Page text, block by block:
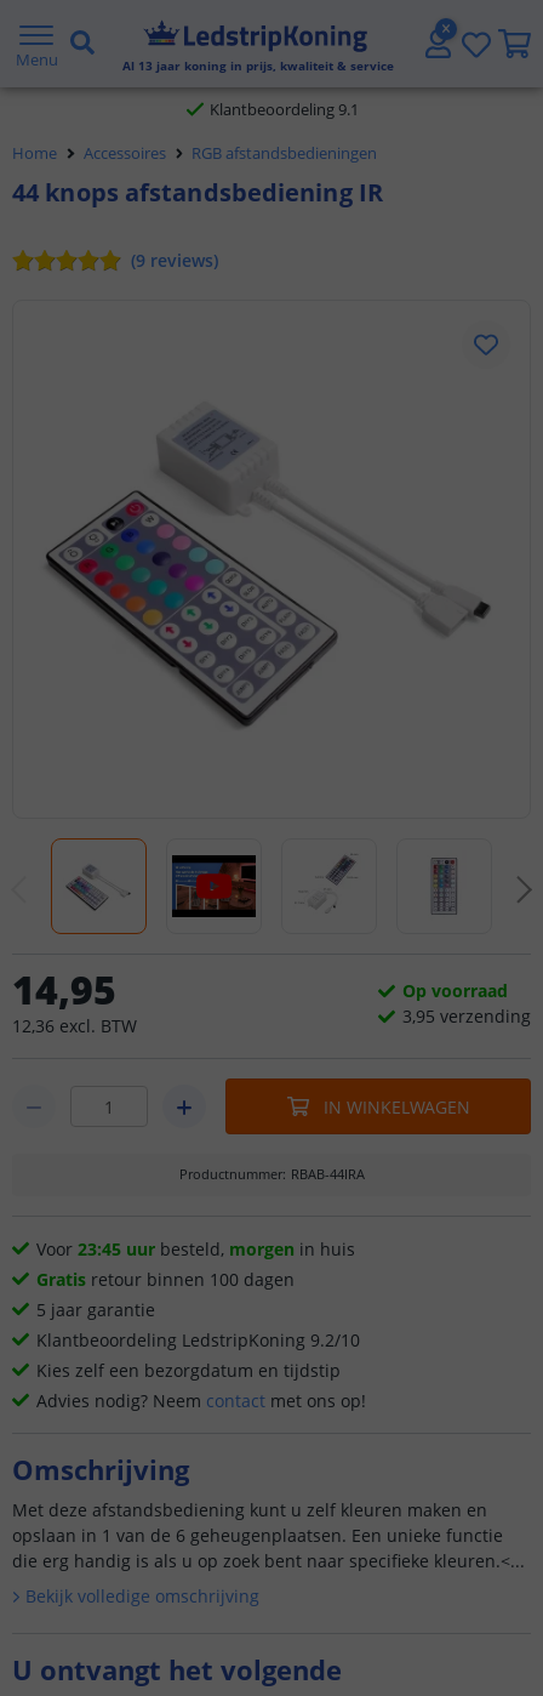
Menu Al 13 jaar koning in prijs, kwaliteit & service
Gratis verzending vanaf € 20,- NL en BE
Klantbeoordeling 9.1
Home
Accessoires RGB afstandsbedieningen
44 knops afstandsbediening IR
(9 reviews)
14,95
12,36 excl. BTW
Op voorraad
3,95 verzending
IN WINKELWAGEN
Productnummer: RBAB-44IRA
Voor 23:45 uur besteld, morgen in huis
Gratis retour binnen 100 dagen
5 jaar garantie
Klantbeoordeling LedstripKoning 9.2/10
Kies zelf een bezorgdatum en tijdstip
Advies nodig? Neem contact met ons op!
Omschrijving
Met deze afstandsbediening kunt u zelf kleuren maken en
opslaan in 1 van de 6 geheugenplaatsen. Een unieke functie
die erg handig is als u op zoek bent naar specifieke kleuren.<...
Bekijk volledige omschrijving
U ontvangt het volgende